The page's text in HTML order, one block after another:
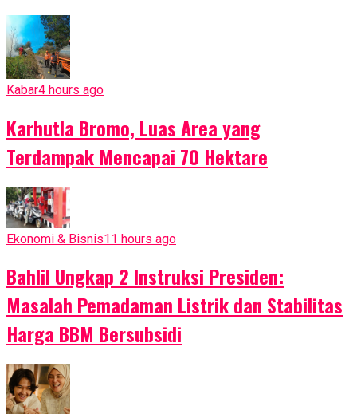
Kabar4 hours ago
Karhutla Bromo, Luas Area yang
Terdampak Mencapai 70 Hektare
Ekonomi & Bisnis11 hours ago
Bahlil Ungkap 2 Instruksi Presiden:
Masalah Pemadaman Listrik dan Stabilitas
Harga BBM Bersubsidi